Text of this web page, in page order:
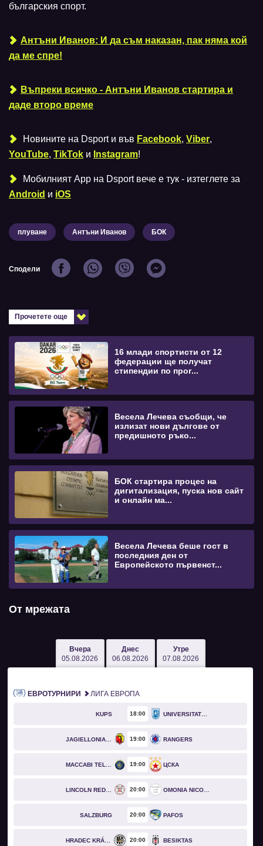
българския спорт.
Антъни Иванов: И да съм наказан, пак няма кой
да ме спре!
Въпреки всичко - Антъни Иванов стартира и
даде второ време
Новините на Dsport и във Facebook, Viber,
YouTube, TikTok и Instagram!
Мобилният Аpp на Dsport вече е тук - изтеглете за
Android и iOS
плуване Антъни Иванов БОК
Сподели
Прочетете още
16 млади спортисти от 12
федерации ще получат
стипендии по прог...
Весела Лечева съобщи, че
излизат нови дългове от
предишното ръко...
БОК стартира процес на
дигитализация, пуска нов сайт
и онлайн ма...
Весела Лечева беше гост в
последния ден от
Европейското първенст...
От мрежата
Вчера
05.08.2026
Днес
06.08.2026
Утре
07.08.2026
ЕВРОТУРНИРИ ЛИГА ЕВРОПА
KUPS 18 00 UNIVERSITATEA CRAIOVA
JAGIELLONIA BIAŁYSTOK 19 00 RANGERS
19 00 ЦСКА
LINCOLN RED IMPS 20 00 OMONIA NICOSIA
SALZBURG 20 00 PAFOS
HRADEC KRÁLOVÉ 20 00 BESIKTAS